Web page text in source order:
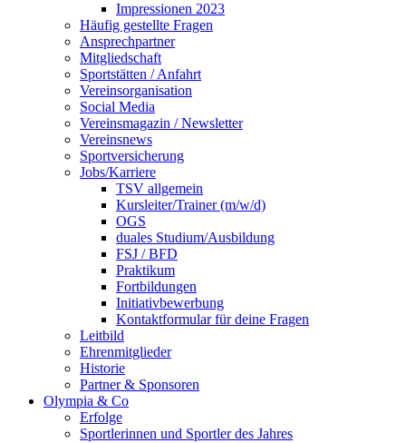
Impressionen 2023
Häufig gestellte Fragen
Ansprechpartner
Mitgliedschaft
Sportstätten / Anfahrt
Vereinsorganisation
Social Media
Vereinsmagazin / Newsletter
Vereinsnews
Sportversicherung
Jobs/Karriere
TSV allgemein
Kursleiter/Trainer (m/w/d)
OGS
duales Studium/Ausbildung
FSJ / BFD
Praktikum
Fortbildungen
Initiativbewerbung
Kontaktformular für deine Fragen
Leitbild
Ehrenmitglieder
Historie
Partner & Sponsoren
Olympia & Co
Erfolge
Sportlerinnen und Sportler des Jahres